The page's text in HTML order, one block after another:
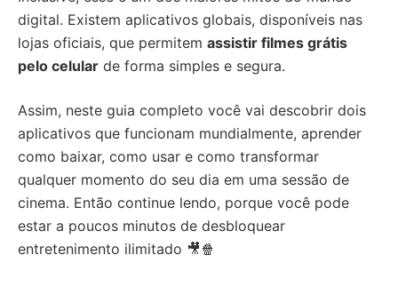
digital. Existem aplicativos globais, disponíveis nas
lojas oficiais, que permitem assistir filmes grátis
pelo celular de forma simples e segura.
Assim, neste guia completo você vai descobrir dois
aplicativos que funcionam mundialmente, aprender
como baixar, como usar e como transformar
qualquer momento do seu dia em uma sessão de
cinema. Então continue lendo, porque você pode
estar a poucos minutos de desbloquear
entretenimento ilimitado 🎥🍿